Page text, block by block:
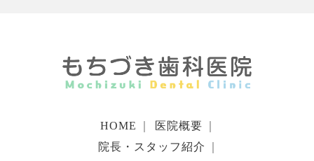
HOME 医院概要
院長・スタッフ紹介